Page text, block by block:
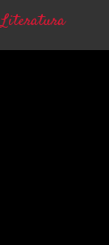
Literatura